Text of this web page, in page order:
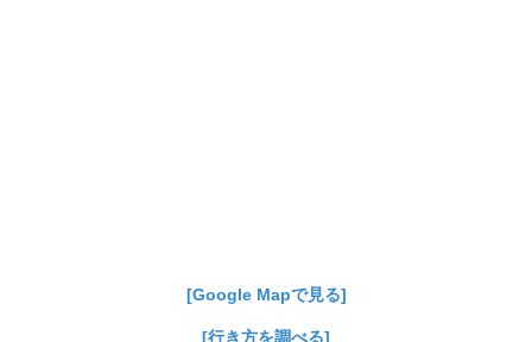
[Google Mapで見る]
[行き方を調べる]